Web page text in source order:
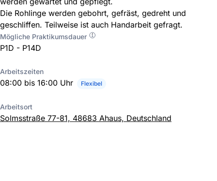
Die Rohlinge werden gebohrt, gefräst, gedreht und
geschliffen. Teilweise ist auch Handarbeit gefragt.
Mögliche Praktikumsdauer
P1D - P14D
Arbeitszeiten
08:00 bis 16:00 Uhr Flexibel
Arbeitsort
Solmsstraße 77-81, 48683 Ahaus, Deutschland